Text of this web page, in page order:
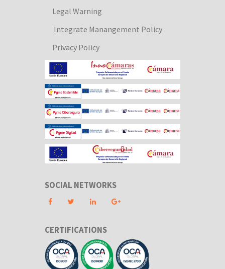
Legal Warning
Integrate Manangement Policy
Privacy Policy
SOCIAL NETWORKS
CERTIFICATIONS